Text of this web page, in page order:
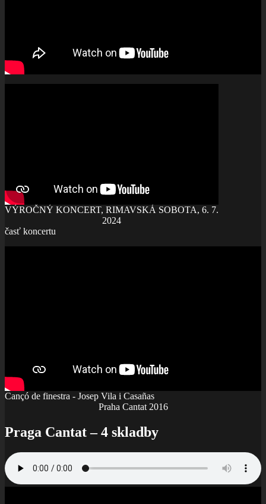
VÝROČNÝ KONCERT, RIMAVSKÁ SOBOTA, 6. 7.
2024
časť koncertu
Cançó de finestra - Josep Vila i Casañas
Praha Cantat 2016
Praga Cantat – 4 skladby